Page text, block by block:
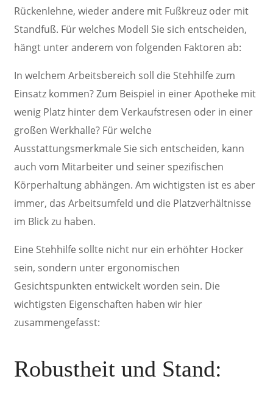
Rückenlehne, wieder andere mit Fußkreuz oder mit
Standfuß. Für welches Modell Sie sich entscheiden,
hängt unter anderem von folgenden Faktoren ab:
In welchem Arbeitsbereich soll die Stehhilfe zum
Einsatz kommen? Zum Beispiel in einer Apotheke mit
wenig Platz hinter dem Verkaufstresen oder in einer
großen Werkhalle? Für welche
Ausstattungsmerkmale Sie sich entscheiden, kann
auch vom Mitarbeiter und seiner spezifischen
Körperhaltung abhängen. Am wichtigsten ist es aber
immer, das Arbeitsumfeld und die Platzverhältnisse
im Blick zu haben.
Eine Stehhilfe sollte nicht nur ein erhöhter Hocker
sein, sondern unter ergonomischen
Gesichtspunkten entwickelt worden sein. Die
wichtigsten Eigenschaften haben wir hier
zusammengefasst:
Robustheit und Stand: